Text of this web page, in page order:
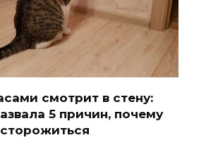
смотрит в стену:
5 причин, почему